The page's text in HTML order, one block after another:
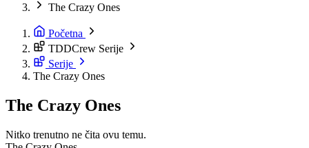
The Crazy Ones
Početna
TDDCrew Serije
Serije
The Crazy Ones
The Crazy Ones
Nitko trenutno ne čita ovu temu.